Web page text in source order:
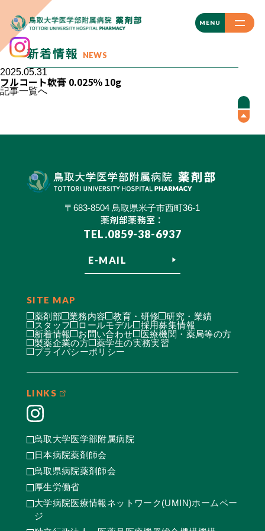
MENU
CLOSE
新着情報 NEWS
2025.05.31
フルコート軟膏 0.025％ 10g
記事一覧へ
〒683-8504 鳥取県米子市西町36-1
薬剤部薬務室：
TEL.0859-38-6937
E-MAIL
SITE MAP
薬剤部 業務内容 教育・研修
研究・業績
スタッフ
ロールモデル
採用募集情報
新着情報
お問い合わせ
医療機関・薬局等の方
製薬企業の方
薬学生の実務実習
プライバシーポリシー
LINKS
鳥取大学医学部附属病院
日本病院薬剤師会
鳥取県病院薬剤師会
厚生労働省
大学病院医療情報ネットワーク(UMIN)ホームペー
ジ